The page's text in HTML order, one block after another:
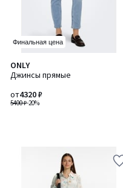
Финальная цена
ONLY
Джинсы прямые
5400 ₽-20%
от4320 ₽